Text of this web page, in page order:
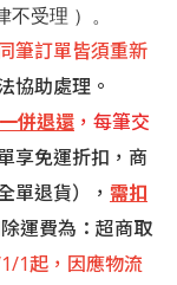
受理 ）。
筆訂單皆須重新
協助處理。
併退還 ，每筆交
享免運折扣，商
單退貨）， 需扣
除運費為：超商取
1起，因應物流